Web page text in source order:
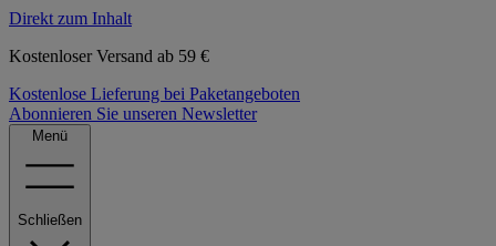
Direkt zum Inhalt
Kostenloser Versand ab 59 €
Kostenlose Lieferung bei Paketangeboten
Abonnieren Sie unseren Newsletter
Menü
Schließen